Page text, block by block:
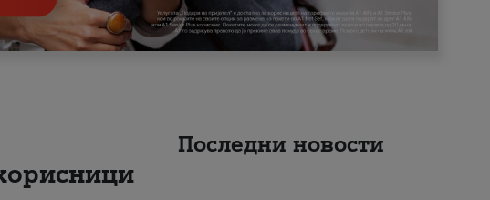
Последни новости